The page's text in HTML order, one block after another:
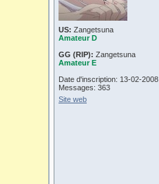
US: Zangetsuna
Amateur D
GG (RIP): Zangetsuna
Amateur E
Date d'inscription: 13-02-2008
Messages: 363
Site web